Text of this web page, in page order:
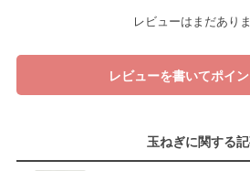
レビューはまだあり
レビューを書いてポイ
玉ねぎに関する